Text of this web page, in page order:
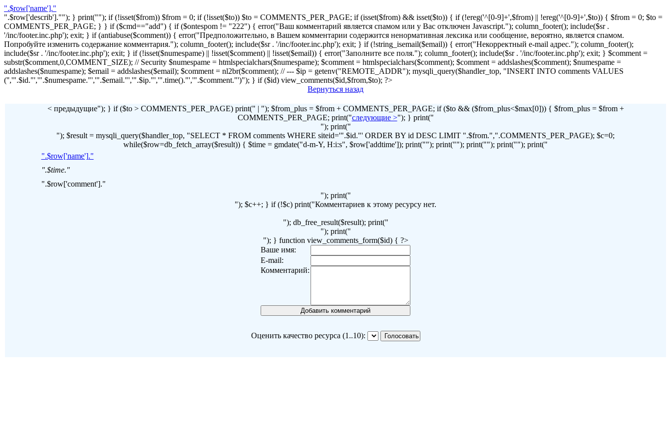
".$row['name']."
".$row['describ'].""); } print(""); if (!isset($from)) $from = 0; if (!isset($to)) $to = COMMENTS_PER_PAGE; if (isset($from) && isset($to)) { if (!ereg('^[0-9]+',$from) || !ereg('^[0-9]+',$to)) { $from = 0; $to =
COMMENTS_PER_PAGE; } } if ($cmd=="add") { if ($ontespom != "222") { error("Ваш комментарий является спамом или у Вас отключен Javascript."); column_footer(); include($sr .
'/inc/footer.inc.php'); exit; } if (antiabuse($comment)) { error("Предположительно, в Вашем комментарии содержится ненормативная лексика или сообщение, вероятно, является спамом.
Попробуйте изменить содержание комментария."); column_footer(); include($sr . '/inc/footer.inc.php'); exit; } if (!string_isemail($email)) { error("Некорректный e-mail адрес."); column_footer();
include($sr . '/inc/footer.inc.php'); exit; } if (!isset($numespame) || !isset($comment) || !isset($email)) { error("Заполните все поля."); column_footer(); include($sr . '/inc/footer.inc.php'); exit; } $comment =
substr($comment,0,COMMENT_SIZE); // Security $numespame = htmlspecialchars($numespame); $comment = htmlspecialchars($comment); $comment = addslashes($comment); $numespame =
addslashes($numespame); $email = addslashes($email); $comment = nl2br($comment); // --- $ip = getenv("REMOTE_ADDR"); mysqli_query($handler_top, "INSERT INTO comments VALUES
('','".$id."','".$numespame."','".$email."','".$ip."','".time()."','".$comment."')"); } if ($id) view_comments($id,$from,$to); ?>
Вернуться назад
< предыдущие"); } if ($to > COMMENTS_PER_PAGE) print(" | "); $from_plus = $from + COMMENTS_PER_PAGE; if ($to && ($from_plus<$max[0])) { $from_plus = $from +
COMMENTS_PER_PAGE; print("следующие >"); } print("
"); print("
"); $result = mysqli_query($handler_top, "SELECT * FROM comments WHERE siteid='".$id."' ORDER BY id DESC LIMIT ".$from.",".COMMENTS_PER_PAGE); $c=0;
while($row=db_fetch_array($result)) { $time = gmdate("d-m-Y, H:i:s", $row['addtime']); print(""); print(""); print(""); print(""); print("
".$row['name']."
".$time."
".$row['comment']."
"); print("
"); $c++; } if (!$c) print("Комментариев к этому ресурсу нет.
"); db_free_result($result); print("
"); print("
"); } function view_comments_form($id) { ?>
Ваше имя:
E-mail:
Комментарий:
Оценить качество ресурса (1..10):